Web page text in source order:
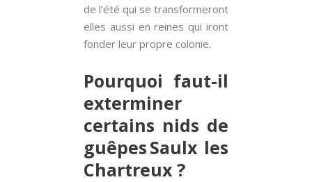
de l’été qui se transformeront
elles aussi en reines qui iront
fonder leur propre colonie.
Pourquoi faut-il
exterminer
certains nids de
guêpes Saulx les
Chartreux ?